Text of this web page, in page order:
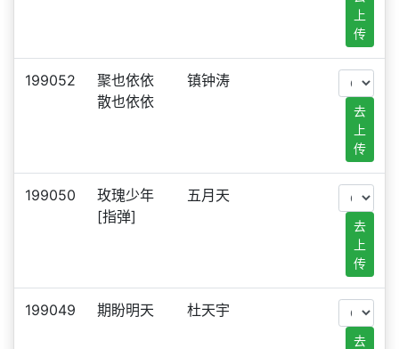
上
传
199052
聚也依依
散也依依
镇钟涛
去
上
传
199050
玫瑰少年
[指弹]
五月天
去
上
传
199049 期盼明天 杜天宇
去